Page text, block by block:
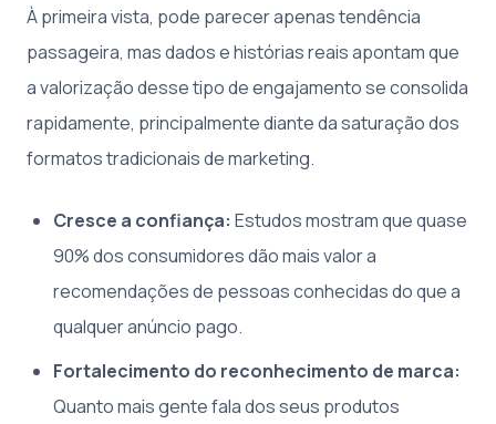
À primeira vista, pode parecer apenas tendência
passageira, mas dados e histórias reais apontam que
a valorização desse tipo de engajamento se consolida
rapidamente, principalmente diante da saturação dos
formatos tradicionais de marketing.
Cresce a confiança: Estudos mostram que quase
90% dos consumidores dão mais valor a
recomendações de pessoas conhecidas do que a
qualquer anúncio pago.
Fortalecimento do reconhecimento de marca:
Quanto mais gente fala dos seus produtos